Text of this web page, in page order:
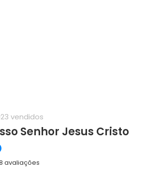
vendidos
Senhor Jesus Cristo
avaliações